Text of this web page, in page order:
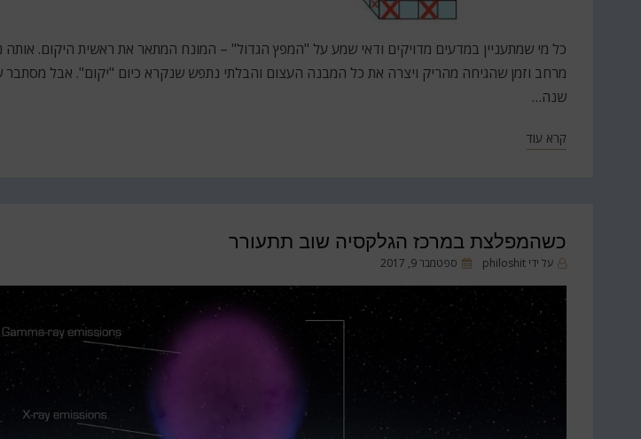
כל מי שמתעניין במדעים מדויקים ודאי שמע על "המפץ הגדול" – המונח המתאר את ראשית היקום. אותה
שנה…
קרא עוד
כשהמפלצת במרכז הגלקסיה שוב תתעורר
על ידיphiloshit
פורסםספטמבר 9, 2017